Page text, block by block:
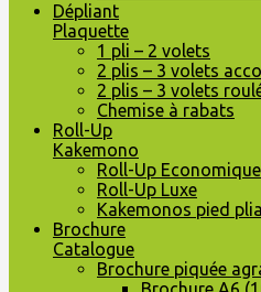
Dépliant
Plaquette
1 pli – 2 volets
2 plis – 3 volets
2 plis – 3 volets
Chemise à rabats
Roll-Up
Kakemono
Roll-Up Economique
Roll-Up Luxe
Kakemonos pied
Brochure
Catalogue
Brochure piquée